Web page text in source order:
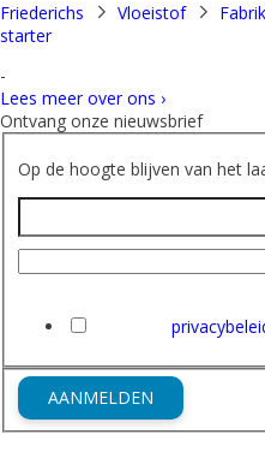
Friederichs
Vloeistof
starter
-
Lees meer over ons ›
Ontvang onze nieuwsbrief
Op de hoogte blijven van het
AANMELDEN